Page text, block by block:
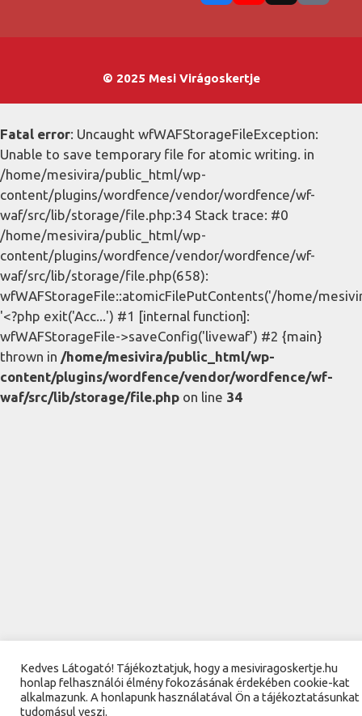
© 2025 Mesi Virágoskertje
Kedves Látogató! Tájékoztatjuk, hogy a mesiviragoskertje.hu
honlap felhasználói élmény fokozásának érdekében cookie-kat
alkalmazunk. A honlapunk használatával Ön a tájékoztatásunkat
tudomásul veszi.
Fatal error: Uncaught wfWAFStorageFileException:
Unable to save temporary file for atomic writing. in
/home/mesivira/public_html/wp-
content/plugins/wordfence/vendor/wordfence/wf-
waf/src/lib/storage/file.php:34 Stack trace: #0
/home/mesivira/public_html/wp-
content/plugins/wordfence/vendor/wordfence/wf-
waf/src/lib/storage/file.php(658):
wfWAFStorageFile::atomicFilePutContents('/home/
'<?php exit('Acc...') #1 [internal function]:
wfWAFStorageFile->saveConfig('livewaf') #2 {main}
thrown in /home/mesivira/public_html/wp-
content/plugins/wordfence/vendor/wordfence/wf-
waf/src/lib/storage/file.php on line 34